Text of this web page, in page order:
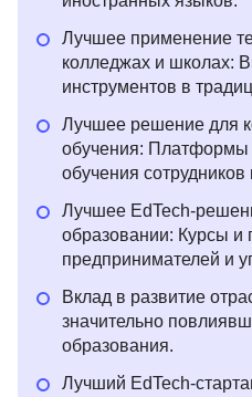
Лучшее применение
колледжах и школах:
инструментов в
Лучшее решение для
обучения:
обучения сотрудников
Лучшее EdTech-
образовании: Курсы и
предпринимателей и
Вклад в развитие
значительно
образования.
Лучший EdTech-